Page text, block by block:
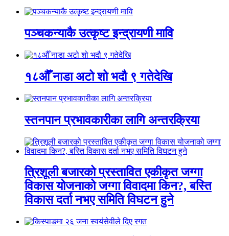
पञ्चकन्याकै उत्कृष्ट इन्द्रायणी मावि
१८औँ नाडा अटो शो भदौ ९ गतेदेखि
स्तनपान प्रभावकारीका लागि अन्तरक्रिया
त्रिशूली बजारको प्रस्तावित एकीकृत जग्गा
विकास योजनाको जग्गा विवादमा किन?, बस्ति
विकास दर्ता नभए समिति विघटन हुने